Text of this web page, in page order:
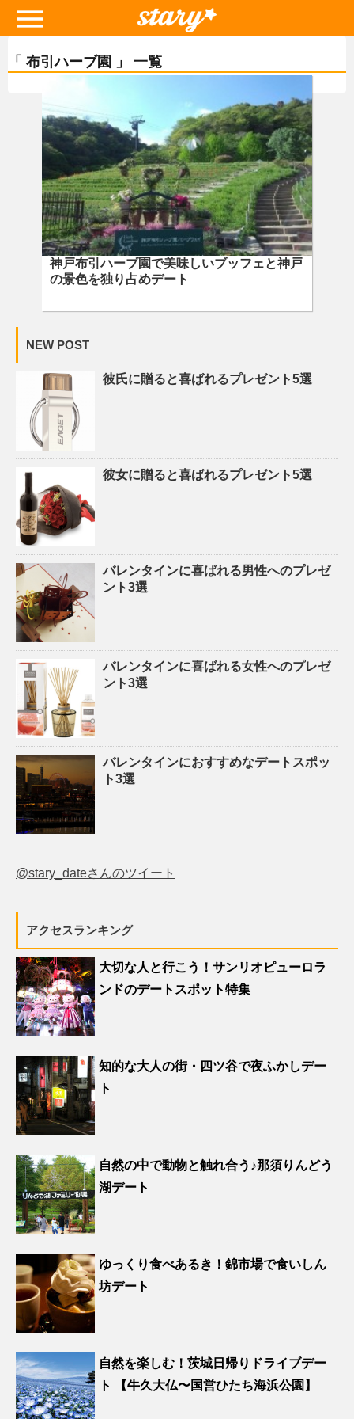
「 布引ハーブ園 」 一覧
神戸布引ハーブ園で美味しいブッフェと神戸
の景色を独り占めデート
NEW POST
彼氏に贈ると喜ばれるプレゼント5選
彼女に贈ると喜ばれるプレゼント5選
バレンタインに喜ばれる男性へのプレゼ
ント3選
バレンタインに喜ばれる女性へのプレゼ
ント3選
バレンタインにおすすめなデートスポッ
ト3選
@stary_dateさんのツイート
アクセスランキング
大切な人と行こう！サンリオピューロラ
ンドのデートスポット特集
知的な大人の街・四ツ谷で夜ふかしデー
ト
自然の中で動物と触れ合う♪那須りんどう
湖デート
ゆっくり食べあるき！錦市場で食いしん
坊デート
自然を楽しむ！茨城日帰りドライブデー
ト 【牛久大仏〜国営ひたち海浜公園】